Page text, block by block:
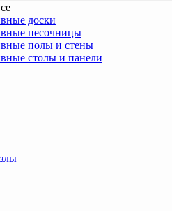
доски
песочницы
полы и стены
столы и панели